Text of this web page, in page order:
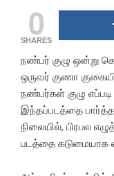
0
SHARES
நண்பர் குழு ஒன்று
ஒருவர் குணா
நண்பர்கள் குழு
இந்தப்படத்தை
நிலையில், பிரபல
படத்தை கடுமையாக